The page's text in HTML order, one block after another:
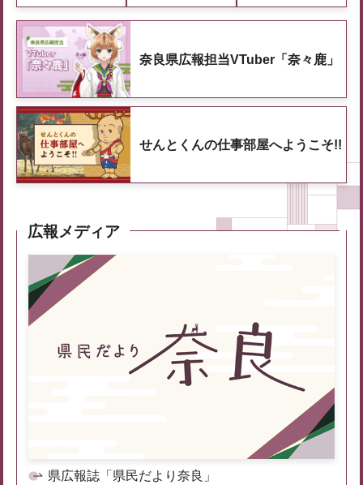
奈良県広報担当VTuber「奈々鹿」
せんとくんの仕事部屋へようこそ!!
広報メディア
県広報誌「県民だより奈良」